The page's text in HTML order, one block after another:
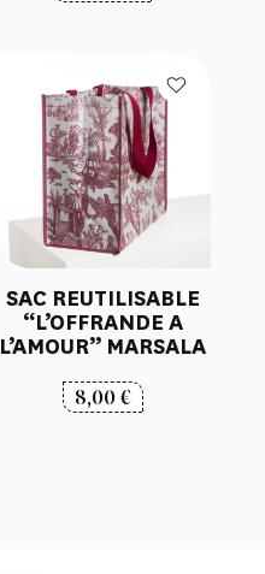
SAC REUTILISABLE
“L’OFFRANDE A
L’AMOUR” MARSALA
8,00€